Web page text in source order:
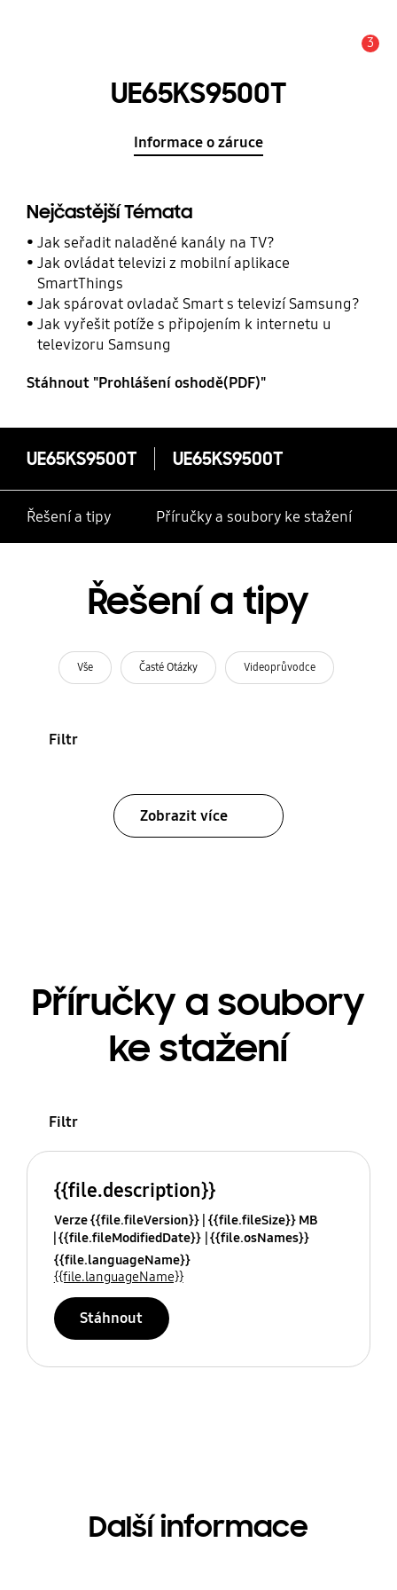
3
UE65KS9500T
Informace o záruce
Nejčastější Témata
Jak seřadit naladěné kanály na TV?
Jak ovládat televizi z mobilní aplikace
SmartThings
Jak spárovat ovladač Smart s televizí Samsung?
Jak vyřešit potíže s připojením k internetu u
televizoru Samsung
Stáhnout "Prohlášení oshodě(PDF)"
UE65KS9500T UE65KS9500T
Řešení a tipy Příručky a soubory ke stažení
Řešení a tipy
Vše Časté Otázky Videoprůvodce
Filtr
Zobrazit více
Příručky a soubory
ke stažení
Filtr
{{file.description}}
Verze {{file.fileVersion}} {{file.fileSize}} MB
{{file.fileModifiedDate}} {{file.osNames}}
{{file.languageName}}
{{file.languageName}}
Stáhnout
Další informace